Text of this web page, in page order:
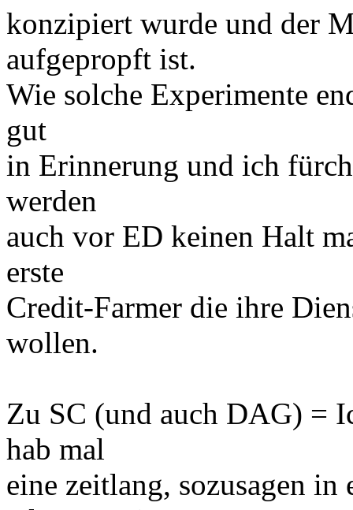
konzipiert wurde und der
aufgepropft ist.
Wie solche Experimente
gut
in Erinnerung und ich
werden
auch vor ED keinen Halt
erste
Credit-Farmer die ihre
wollen.
Zu SC (und auch DAG) =
hab mal
eine zeitlang, sozusagen